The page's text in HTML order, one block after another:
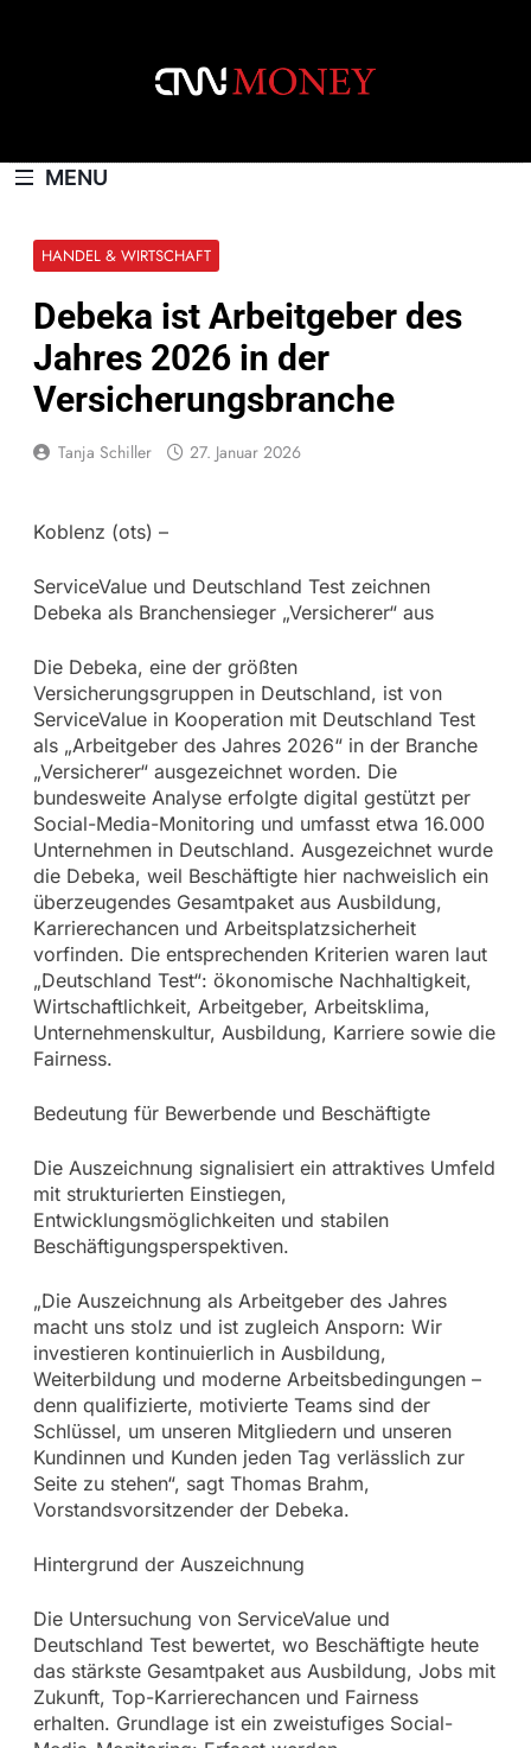
MENU
HANDEL & WIRTSCHAFT
Debeka ist Arbeitgeber des
Jahres 2026 in der
Versicherungsbranche
Tanja Schiller 27. Januar 2026
Koblenz (ots) –
ServiceValue und Deutschland Test zeichnen
Debeka als Branchensieger „Versicherer“ aus
Die Debeka, eine der größten
Versicherungsgruppen in Deutschland, ist von
ServiceValue in Kooperation mit Deutschland Test
als „Arbeitgeber des Jahres 2026“ in der Branche
„Versicherer“ ausgezeichnet worden. Die
bundesweite Analyse erfolgte digital gestützt per
Social-Media-Monitoring und umfasst etwa 16.000
Unternehmen in Deutschland. Ausgezeichnet wurde
die Debeka, weil Beschäftigte hier nachweislich ein
überzeugendes Gesamtpaket aus Ausbildung,
Karrierechancen und Arbeitsplatzsicherheit
vorfinden. Die entsprechenden Kriterien waren laut
„Deutschland Test“: ökonomische Nachhaltigkeit,
Wirtschaftlichkeit, Arbeitgeber, Arbeitsklima,
Unternehmenskultur, Ausbildung, Karriere sowie die
Fairness.
Bedeutung für Bewerbende und Beschäftigte
Die Auszeichnung signalisiert ein attraktives Umfeld
mit strukturierten Einstiegen,
Entwicklungsmöglichkeiten und stabilen
Beschäftigungsperspektiven.
„Die Auszeichnung als Arbeitgeber des Jahres
macht uns stolz und ist zugleich Ansporn: Wir
investieren kontinuierlich in Ausbildung,
Weiterbildung und moderne Arbeitsbedingungen –
denn qualifizierte, motivierte Teams sind der
Schlüssel, um unseren Mitgliedern und unseren
Kundinnen und Kunden jeden Tag verlässlich zur
Seite zu stehen“, sagt Thomas Brahm,
Vorstandsvorsitzender der Debeka.
Hintergrund der Auszeichnung
Die Untersuchung von ServiceValue und
Deutschland Test bewertet, wo Beschäftigte heute
das stärkste Gesamtpaket aus Ausbildung, Jobs mit
Zukunft, Top-Karrierechancen und Fairness
erhalten. Grundlage ist ein zweistufiges Social-